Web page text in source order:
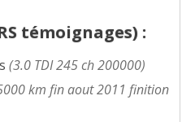
témoignages) :
(3.0 TDI 245 ch 200000)
km fin aout 2011 finition